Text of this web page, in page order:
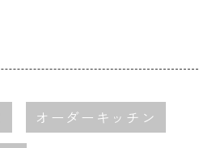
オーダーキッチン